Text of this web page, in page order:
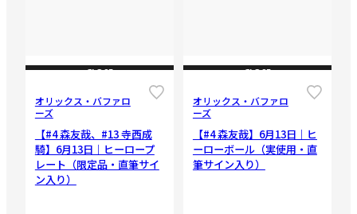
CLOSE
オリックス・バファロ
ーズ
【#4 森友哉、#13 寺西成
騎】6月13日｜ヒーロープ
レート（限定品・直筆サイ
ン入り）
CLOSE
オリックス・バファロ
ーズ
【#4 森友哉】6月13日｜ヒ
ーローボール（実使用・直
筆サイン入り）